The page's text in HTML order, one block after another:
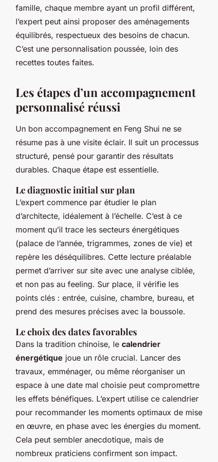
famille, chaque membre ayant un profil différent,
l’expert peut ainsi proposer des aménagements
équilibrés, respectueux des besoins de chacun.
C’est une personnalisation poussée, loin des
recettes toutes faites.
Les étapes d’un accompagnement
personnalisé réussi
Un bon accompagnement en Feng Shui ne se
résume pas à une visite éclair. Il suit un processus
structuré, pensé pour garantir des résultats
durables. Chaque étape est essentielle.
Le diagnostic initial sur plan
L’expert commence par étudier le plan
d’architecte, idéalement à l’échelle. C’est à ce
moment qu’il trace les secteurs énergétiques
(palace de l’année, trigrammes, zones de vie) et
repère les déséquilibres. Cette lecture préalable
permet d’arriver sur site avec une analyse ciblée,
et non pas au feeling. Sur place, il vérifie les
points clés : entrée, cuisine, chambre, bureau, et
prend des mesures précises avec la boussole.
Le choix des dates favorables
Dans la tradition chinoise, le calendrier
énergétique joue un rôle crucial. Lancer des
travaux, emménager, ou même réorganiser un
espace à une date mal choisie peut compromettre
les effets bénéfiques. L’expert utilise ce calendrier
pour recommander les moments optimaux de mise
en œuvre, en phase avec les énergies du moment.
Cela peut sembler anecdotique, mais de
nombreux praticiens confirment son impact.